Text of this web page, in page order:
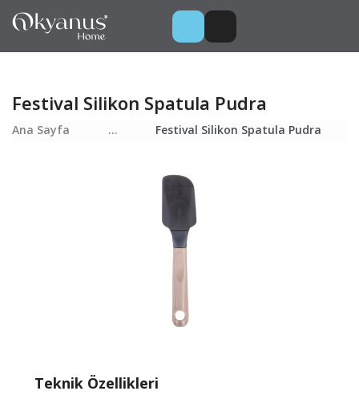
Festival Silikon Spatula Pudra
Ana Sayfa ... Festival Silikon Spatula Pudra
Teknik Özellikleri